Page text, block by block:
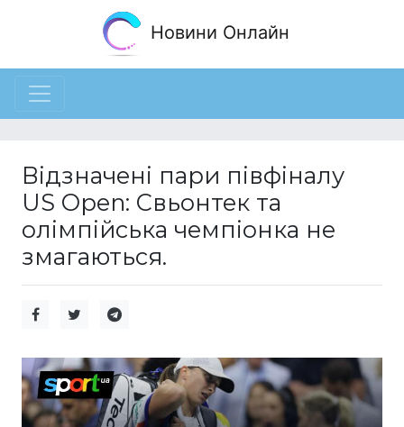
Новини Онлайн
Відзначені пари півфіналу
US Open: Свьонтек та
олімпійська чемпіонка не
змагаються.